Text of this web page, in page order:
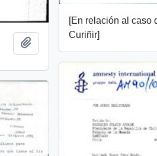
Añadir al portapapeles
[En relación al caso
Curiñir]